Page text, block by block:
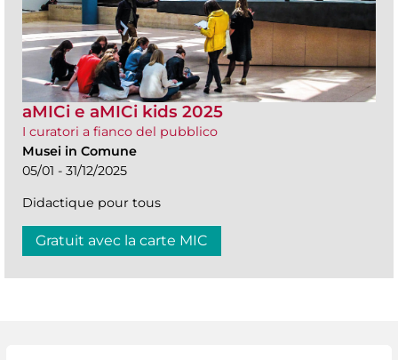
aMICi e aMICi kids 2025
I curatori a fianco del pubblico
Musei in Comune
05/01 - 31/12/2025
Didactique pour tous
Gratuit avec la carte MIC